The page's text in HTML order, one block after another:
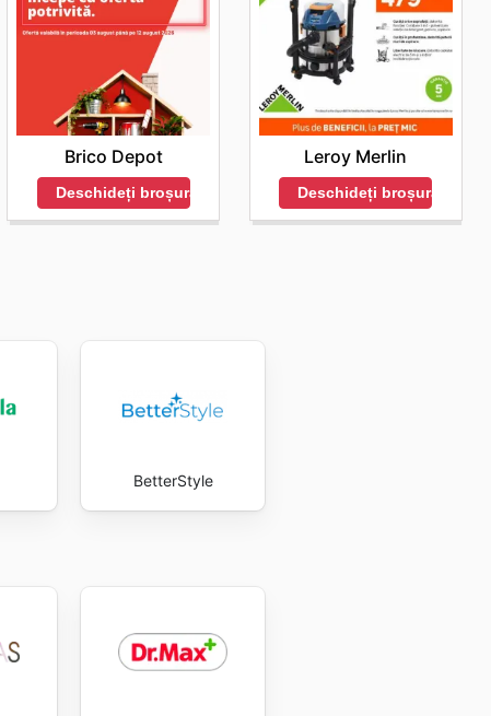
Brico Depot
Deschideți broșura
Leroy Merlin
Deschideți broșura
BetterStyle